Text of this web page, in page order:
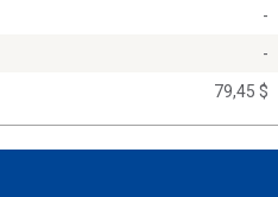
-
-
79,45 $